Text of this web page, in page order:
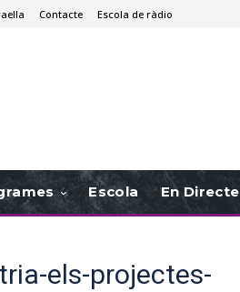
Contacte Escola de ràdio
Escola En Directe
els-projectes-